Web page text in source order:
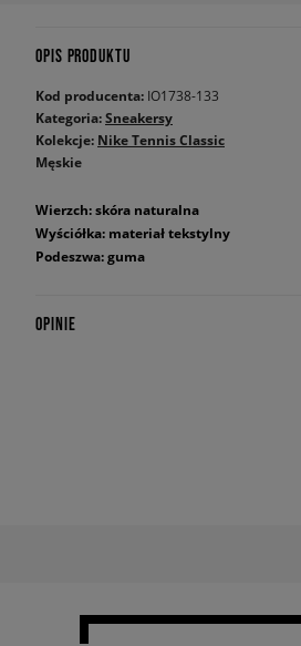
OPIS PRODUKTU
Kod producenta: IO1738-133
Kategoria:Sneakersy
Kolekcje: Nike Tennis Classic
Męskie
Wierzch: skóra naturalna
Wyściółka: materiał tekstylny
Podeszwa: guma
OPINIE